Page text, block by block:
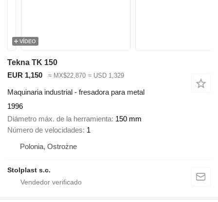
VÍDEO
Tekna TK 150
EUR 1,150
≈ MX$22,870 ≈ USD 1,329
Maquinaria industrial - fresadora para metal
1996
Diámetro máx. de la herramienta 150 mm
Número de velocidades 1
Polonia, Ostrożne
Stolplast s.c.